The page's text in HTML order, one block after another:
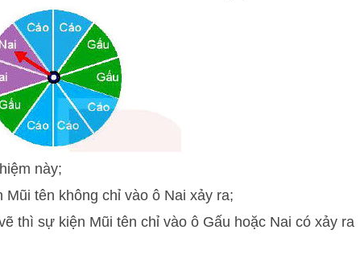
này;
tên không chỉ vào ô Nai xảy ra;
thì sự kiện Mũi tên chỉ vào ô Gấu hoặc Nai có xảy ra